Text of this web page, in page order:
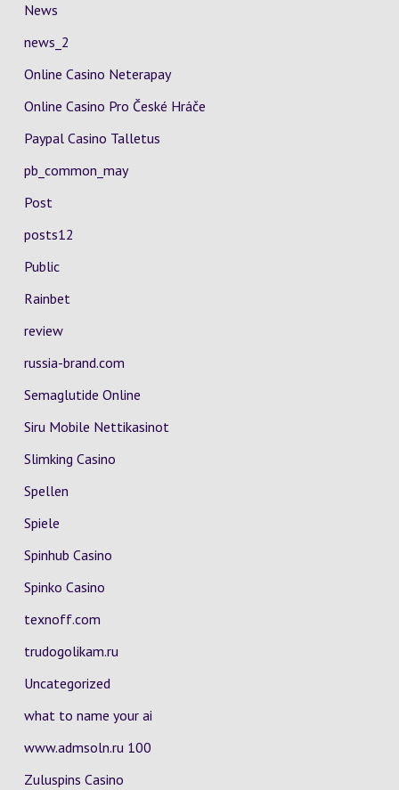
News
news_2
Online Casino Neterapay
Online Casino Pro České Hráče
Paypal Casino Talletus
pb_common_may
Post
posts12
Public
Rainbet
review
russia-brand.com
Semaglutide Online
Siru Mobile Nettikasinot
Slimking Casino
Spellen
Spiele
Spinhub Casino
Spinko Casino
texnoff.com
trudogolikam.ru
Uncategorized
what to name your ai
www.admsoln.ru 100
Zuluspins Casino